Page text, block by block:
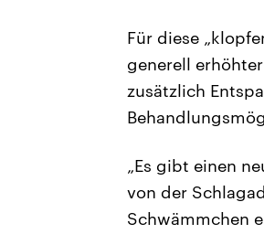
Für diese
generell
zusätzlich
„Es gibt einen
von der
Schwämmchen